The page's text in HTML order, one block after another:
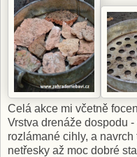
Celá akce mi včetně
Vrstva drenáže dospodu
rozlámané cihly, a
netřesky až moc dobré